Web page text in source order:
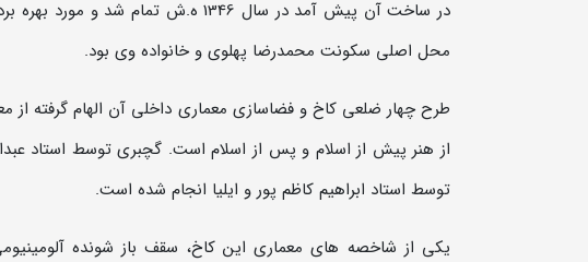
در ساخت آن پیش آمد در سال 1346 ه.­ش
محل اصلی سکونت محمدرضا پهلوی و خانواده وی بود.
طرح چهار ضلعی کاخ و فضاسازی معماري داخلي آن الهام گرفته از
از هنر پيش از اسلام و پس از اسلام است. گچبري توسط استاد
توسط استاد ابراهيم کاظم پور و ايليا انجام شده است.
یکی از شاخصه های معماری این کاخ، سقف باز شونده